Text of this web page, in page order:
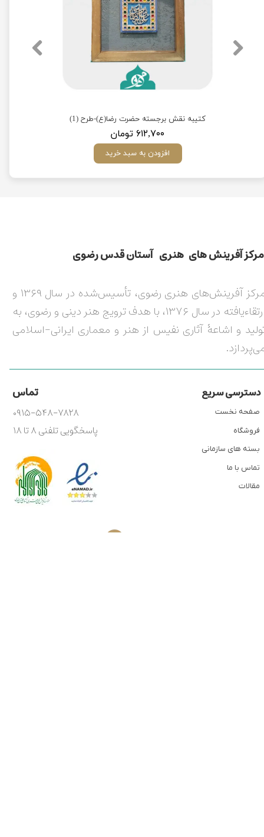
کتیبه نقش برجسته حضرت رضا(ع)-طرح (1)
۶۱۲,۷۰۰ تومان
افزودن به سبد خرید
مركز آفرينش های هنری آستان قدس رضوی​​​​​​​​​​​​​​
مرکز آفرینش‌های هنری رضوی، تأسیس‌شده در سال ۱۳۶۹ و
ارتقاءیافته در سال ۱۳۷۶، با هدف ترویج هنر دینی و رضوی، به
و اشاعۀ آثاری نفیس از هنر و معماری ایرانی-اسلامی
دسترسی سریع تماس
۰۹۱۵-۵۴۸-۷۸۲۸
پاسخگویی تلفنی ۸ تا ۱۸
صفحه نخست
فروشگاه
بسته های سازمانی
تماس با ما
مقالات